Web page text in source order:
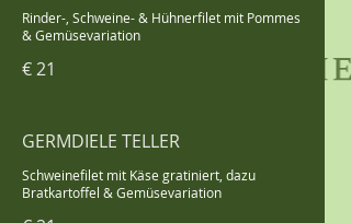
Rinder-, Schweine- & Hühnerfilet mit Pommes
& Gemüsevariation
€ 21
GERMDIELE TELLER
Schweinefilet mit Käse gratiniert, dazu
Bratkartoffel & Gemüsevariation